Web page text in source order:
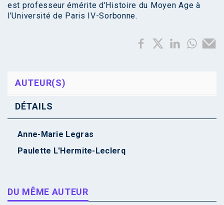
est professeur émérite d’Histoire du Moyen Age à
l’Université de Paris IV-Sorbonne.
AUTEUR(S)
DÉTAILS
Anne-Marie Legras
Paulette L'Hermite-Leclerq
DU MÊME AUTEUR